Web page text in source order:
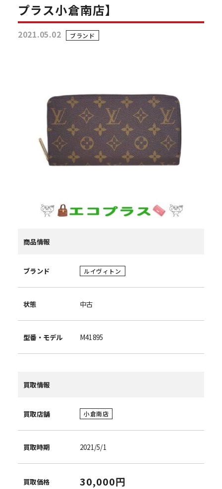
プラス小倉南店】
2021.05.02 ブランド
商品情報
ブランド ルイヴィトン
状態 中古
型番・モデル M41895
買取情報
買取店舗 小倉南店
買取時期 2021/5/1
買取価格 30,000円